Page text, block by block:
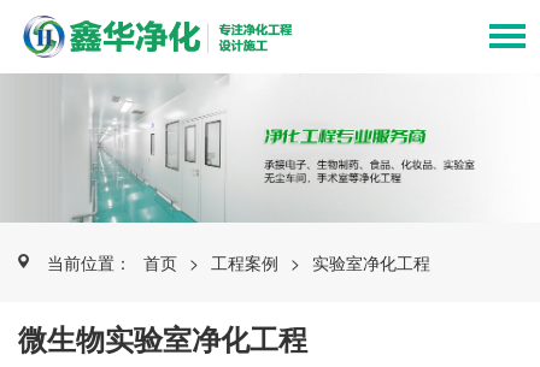
当前位置： 首页 > 工程案例 > 实验室净化工程
微生物实验室净化工程